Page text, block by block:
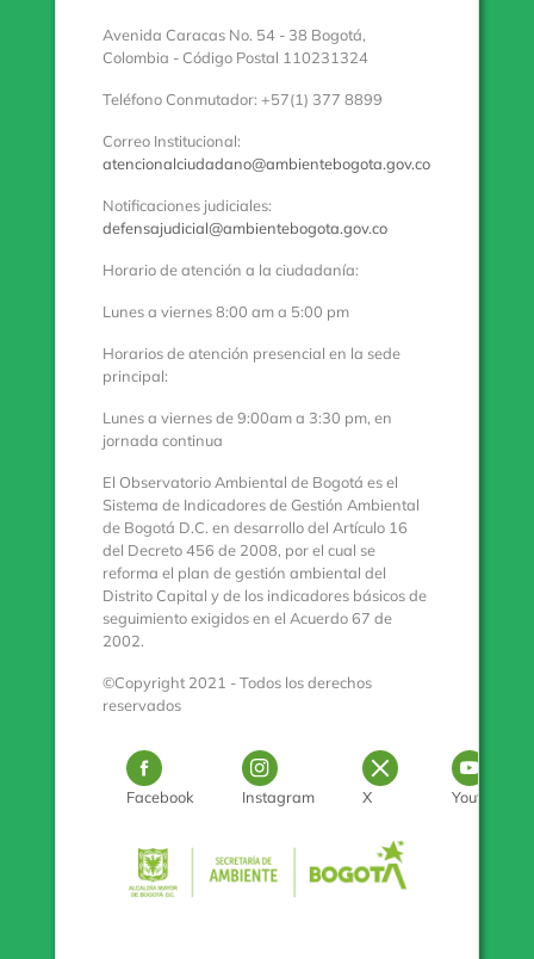
Avenida Caracas No. 54 - 38 Bogotá,
Colombia - Código Postal 110231324
Teléfono Conmutador: +57(1) 377 8899
Correo Institucional:
atencionalciudadano@ambientebogota.gov.co
Notificaciones judiciales:
defensajudicial@ambientebogota.gov.co
Horario de atención a la ciudadanía:
Lunes a viernes 8:00 am a 5:00 pm
Horarios de atención presencial en la sede
principal:
Lunes a viernes de 9:00am a 3:30 pm, en
jornada continua
El Observatorio Ambiental de Bogotá es el
Sistema de Indicadores de Gestión Ambiental
de Bogotá D.C. en desarrollo del Artículo 16
del Decreto 456 de 2008, por el cual se
reforma el plan de gestión ambiental del
Distrito Capital y de los indicadores básicos de
seguimiento exigidos en el Acuerdo 67 de
2002.
©Copyright 2021 - Todos los derechos
reservados
Facebook Logo Facebook
InstagramLogo Instagram
XLogo TwitterYoutube